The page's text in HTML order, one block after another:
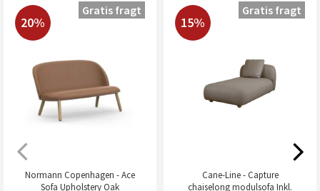
20%
Normann Copenhagen - Ace
Sofa Upholstery Oak
Gratis fragt
15%
Cane-Line - Capture
chaiselong modulsofa Inkl.
Gratis fragt